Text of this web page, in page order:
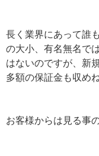
長く業界にあって誰
の大小、有名無名で
はないのですが、新
多額の保証金も収め
お客様からは見る事